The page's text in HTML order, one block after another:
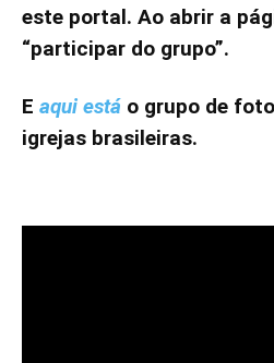
este portal. Ao abrir a
“participar do grupo”.
E aqui está o grupo de
igrejas brasileiras.